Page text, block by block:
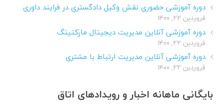
دوره آموزشی حضوری نقش وکیل دادگستری در فرایند داوری
فروردین ۲۲, ۱۴۰۰
دوره آموزشی آنلاین مدیریت دیجیتال مارکتینگ
فروردین ۲۲, ۱۴۰۰
دوره آموزشی آنلاین مدیریت ارتباط با مشتری
فروردین ۲۲, ۱۴۰۰
بایگانی ماهانه اخبار و رویدادهای اتاق